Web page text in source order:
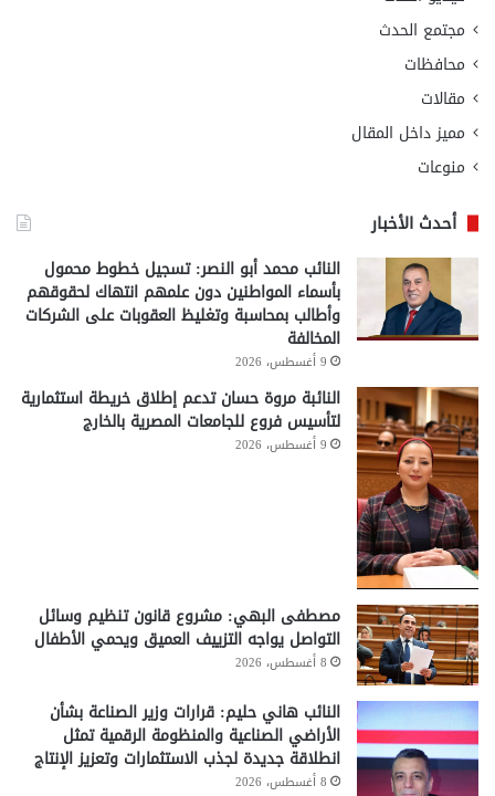
مجتمع الحدث
محافظات
مقالات
مميز داخل المقال
منوعات
أحدث الأخبار
النائب محمد أبو النصر: تسجيل خطوط محمول
بأسماء المواطنين دون علمهم انتهاك لحقوقهم
وأطالب بمحاسبة وتغليظ العقوبات على الشركات
المخالفة
9 أغسطس، 2026
النائبة مروة حسان تدعم إطلاق خريطة استثمارية
لتأسيس فروع للجامعات المصرية بالخارج
9 أغسطس، 2026
مصطفى البهي: مشروع قانون تنظيم وسائل
التواصل يواجه التزييف العميق ويحمي الأطفال
8 أغسطس، 2026
النائب هاني حليم: قرارات وزير الصناعة بشأن
الأراضي الصناعية والمنظومة الرقمية تمثل
انطلاقة جديدة لجذب الاستثمارات وتعزيز الإنتاج
8 أغسطس، 2026